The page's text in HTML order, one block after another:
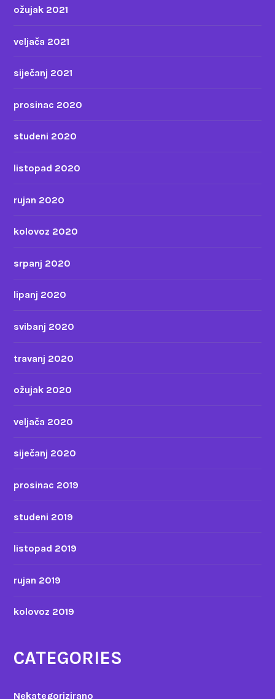
ožujak 2021
veljača 2021
siječanj 2021
prosinac 2020
studeni 2020
listopad 2020
rujan 2020
kolovoz 2020
srpanj 2020
lipanj 2020
svibanj 2020
travanj 2020
ožujak 2020
veljača 2020
siječanj 2020
prosinac 2019
studeni 2019
listopad 2019
rujan 2019
kolovoz 2019
CATEGORIES
Nekategorizirano